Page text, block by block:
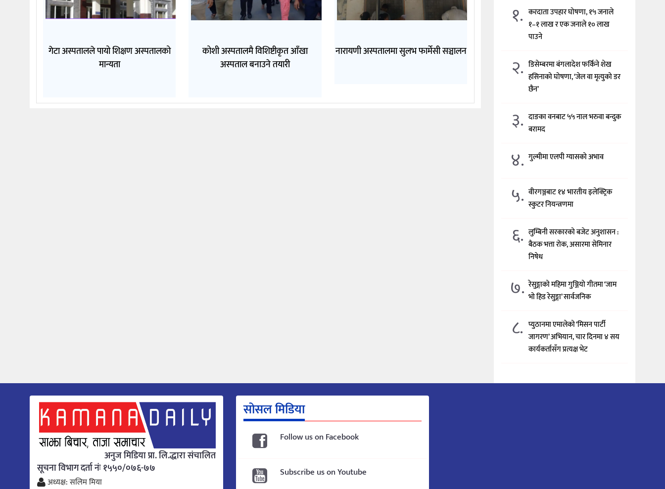
गेटा अस्पतालले पायो शिक्षण अस्पतालको
मान्यता
कोशी अस्पतालमै विशिष्टीकृत आँखा
अस्पताल बनाउने तयारी
नारायणी अस्पतालमा सुलभ फार्मेसी सञ्चालन
१. करदाता उपहार घोषणा, १५ जनाले
१–१ लाख र एक जनाले १० लाख
पाउने
२. डिसेम्बरमा बंगलादेश फर्किने शेख
हसिनाको घोषणा, ‘जेल वा मृत्युको डर
छैन’
३. दाङका वनबाट ५५ नाल भरुवा बन्दुक
बरामद
४. गुल्मीमा एलपी ग्यासको अभाव
५. वीरगञ्जबाट १४ भारतीय इलेक्ट्रिक
स्कुटर नियन्त्रणमा
६. लुम्बिनी सरकारको बजेट अनुशासन :
बैठक भत्ता रोक, असारमा सेमिनार
निषेध
७. रेसुङ्गाको महिमा गुञ्जियो गीतमा ‘जाम
भो हिड रेसुङ्गा’ सार्वजनिक
८. प्युठानमा एमालेको ‘मिसन पार्टी
जागरण’ अभियान, चार दिनमा ४ सय
कार्यकर्तासँग प्रत्यक्ष भेट
अनुज मिडिया प्रा. लि.द्धारा संचालित
सूचना विभाग दर्ता नंः १५५०/०७६-७७
अध्यक्ष: सलिम मिया
सोसल मिडिया
Follow us on Facebook
Subscribe us on Youtube